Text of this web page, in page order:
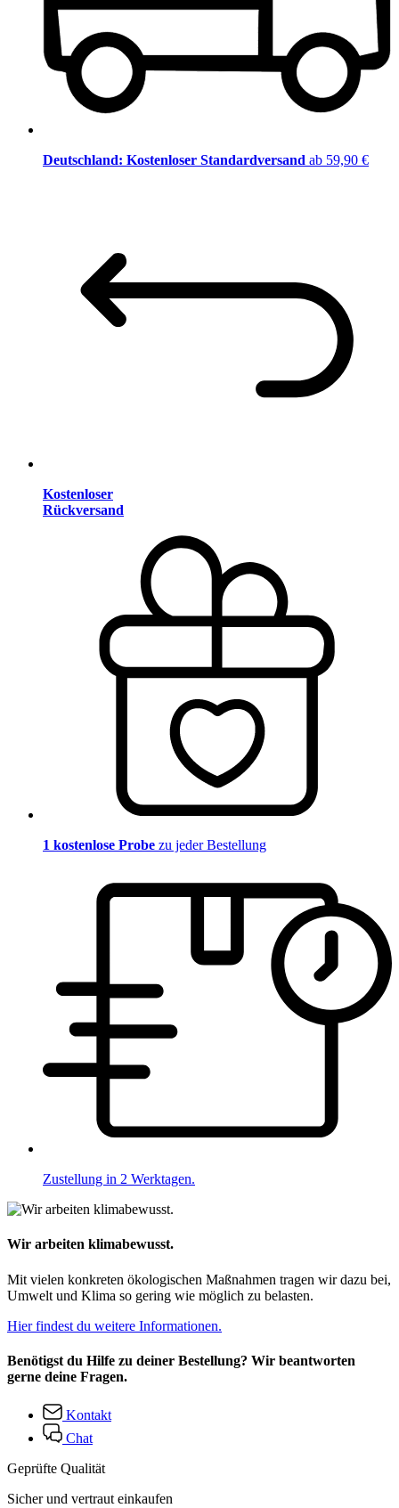
Deutschland: Kostenloser Standardversand ab 59,90 €
Kostenloser
Rückversand
1 kostenlose Probe zu jeder Bestellung
Zustellung in 2 Werktagen.
Wir arbeiten klimabewusst.
Mit vielen konkreten ökologischen Maßnahmen tragen wir dazu bei,
Umwelt und Klima so gering wie möglich zu belasten.
Hier findest du weitere Informationen.
Benötigst du Hilfe zu deiner Bestellung? Wir beantworten
gerne deine Fragen.
Kontakt
Chat
Geprüfte Qualität
Sicher und vertraut einkaufen